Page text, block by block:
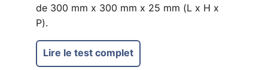
de 300 mm x 300 mm x 25 mm (L x H x
P).
Lire le test complet